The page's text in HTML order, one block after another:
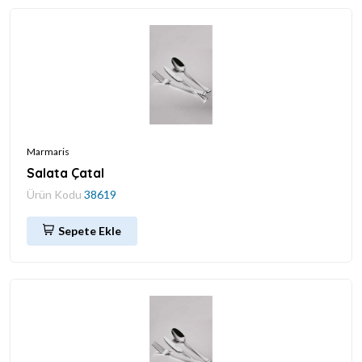
Marmaris
Salata Çatal
Ürün Kodu 38619
Sepete Ekle